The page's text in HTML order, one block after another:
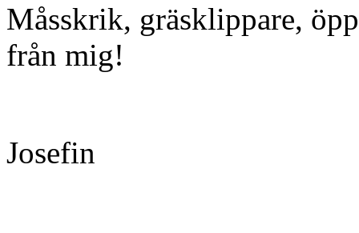
Måsskrik, gräsklippare,
från mig!
Josefin